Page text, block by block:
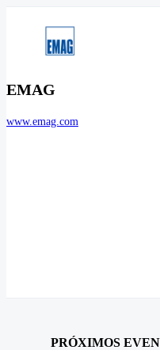
EMAG
www.emag.com
PRÓXIMOS